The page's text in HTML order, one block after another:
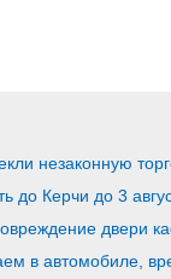
незаконную
до Керчи до 3
двери
в автомобиле,